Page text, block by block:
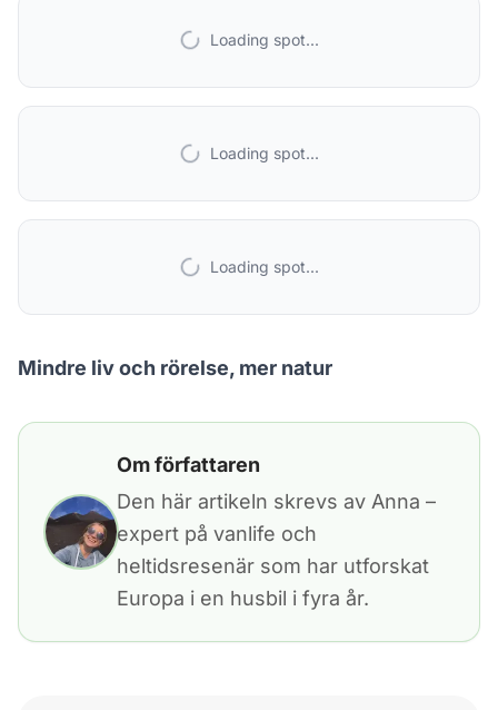
Loading spot...
Loading spot...
Loading spot...
Mindre liv och rörelse, mer natur
Om författaren
Den här artikeln skrevs av Anna –
expert på vanlife och
heltidsresenär som har utforskat
Europa i en husbil i fyra år.